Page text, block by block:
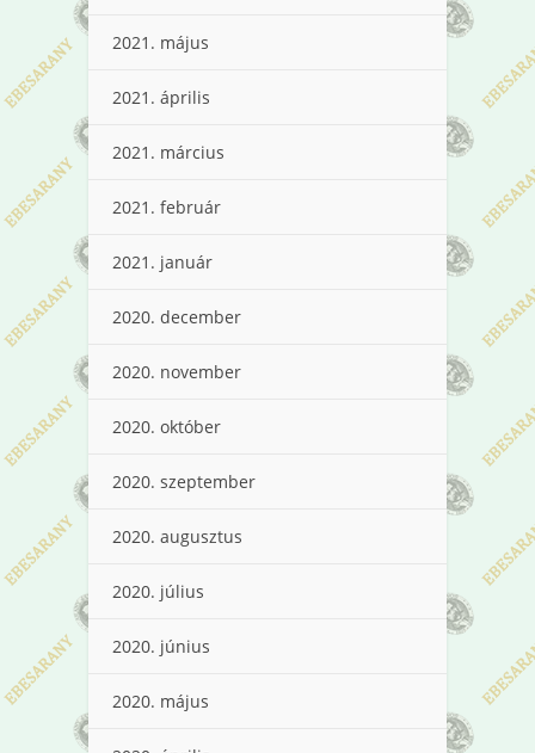
2021. május
2021. április
2021. március
2021. február
2021. január
2020. december
2020. november
2020. október
2020. szeptember
2020. augusztus
2020. július
2020. június
2020. május